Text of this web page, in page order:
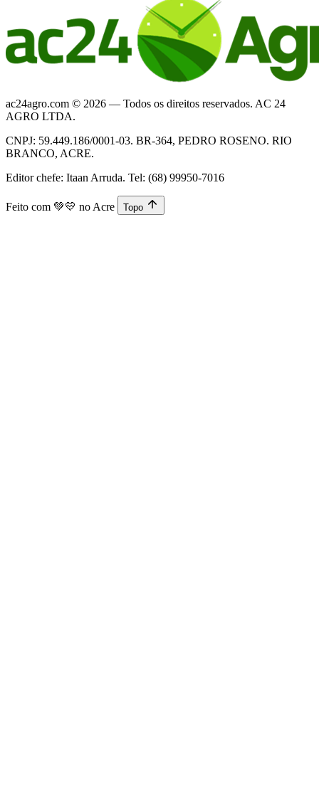
ac24agro.com © 2026 — Todos os direitos reservados. AC 24
AGRO LTDA.
CNPJ: 59.449.186/0001-03. BR-364, PEDRO ROSENO. RIO
BRANCO, ACRE.
Editor chefe: Itaan Arruda. Tel: (68) 99950-7016
Feito com 💚💛 no Acre Topo